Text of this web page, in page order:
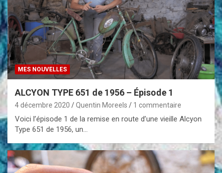
MES NOUVELLES
ALCYON TYPE 651 de 1956 – Épisode 1
4 décembre 2020 Quentin Moreels 1 commentaire
Voici l’épisode 1 de la remise en route d’une vieille Alcyon
Type 651 de 1956, un…